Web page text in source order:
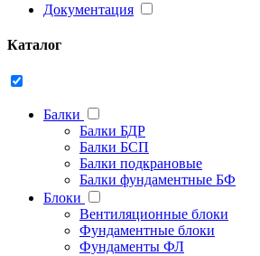
Документация
Каталог
Балки
Балки БДР
Балки БСП
Балки подкрановые
Балки фундаментные БФ
Блоки
Вентиляционные блоки
Фундаментные блоки
Фундаменты ФЛ